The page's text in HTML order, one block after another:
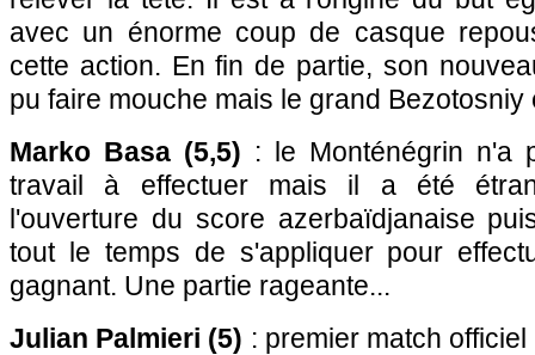
avec un énorme coup de casque
cette action. En fin de partie, son
pu faire mouche mais le grand Bezotosniy
Marko Basa (5,5) : le Monténégrin n'a
travail à effectuer mais il a été
l'ouverture du score azerbaïdjanaise
tout le temps de s'appliquer pour
gagnant. Une partie rageante...
Julian Palmieri (5) : premier match